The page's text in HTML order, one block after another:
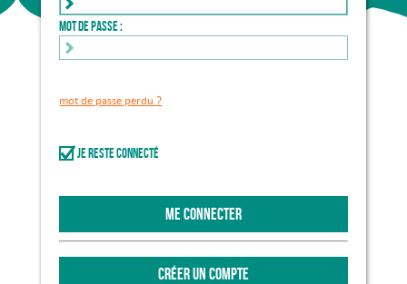
Mot de passe :
mot de passe perdu ?
Je reste connecté
ME CONNECTER
CRÉER UN COMPTE